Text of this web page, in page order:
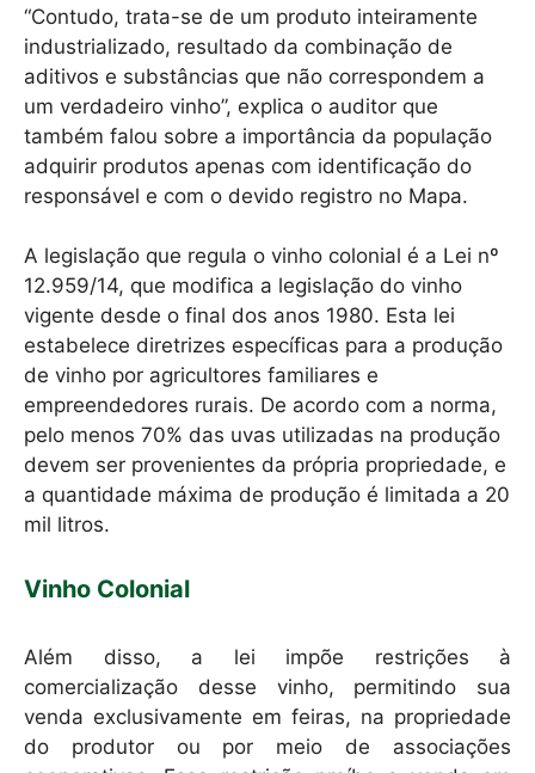
“Contudo, trata-se de um produto inteiramente
industrializado, resultado da combinação de
aditivos e substâncias que não correspondem a
um verdadeiro vinho”, explica o auditor que
também falou sobre a importância da população
adquirir produtos apenas com identificação do
responsável e com o devido registro no Mapa.
A legislação que regula o vinho colonial é a Lei nº
12.959/14, que modifica a legislação do vinho
vigente desde o final dos anos 1980. Esta lei
estabelece diretrizes específicas para a produção
de vinho por agricultores familiares e
empreendedores rurais. De acordo com a norma,
pelo menos 70% das uvas utilizadas na produção
devem ser provenientes da própria propriedade, e
a quantidade máxima de produção é limitada a 20
mil litros.
Vinho Colonial
Além disso, a lei impõe restrições à
comercialização desse vinho, permitindo sua
venda exclusivamente em feiras, na propriedade
do produtor ou por meio de associações